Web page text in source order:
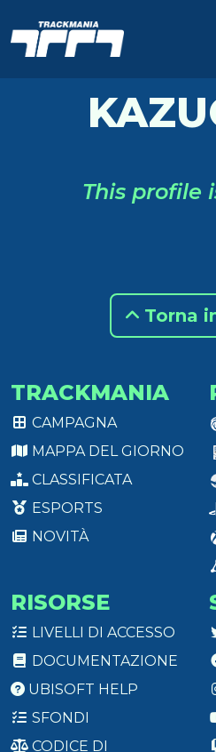
This profile
Torna
TRACKMANIA
CAMPAGNA
MAPPA DEL GIORNO
CLASSIFICATA
ESPORTS
NOVITÀ
RISORSE
LIVELLI DI ACCESSO
DOCUMENTAZIONE
UBISOFT HELP
SFONDI
CODICE DI